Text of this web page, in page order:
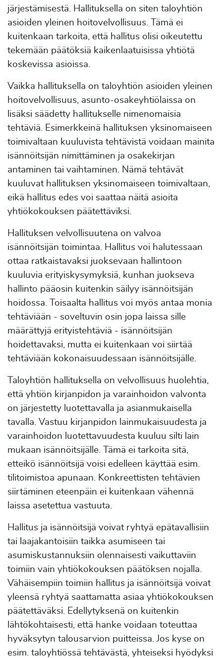
järjestämisestä. Hallituksella on siten taloyhtiön
asioiden yleinen hoitovelvollisuus. Tämä ei
kuitenkaan tarkoita, että hallitus olisi oikeutettu
tekemään päätöksiä kaikenlaatuisissa yhtiötä
koskevissa asioissa.
Vaikka hallituksella on taloyhtiön asioiden yleinen
hoitovelvollisuus, asunto-osakeyhtiölaissa on
lisäksi säädetty hallitukselle nimenomaisia
tehtäviä. Esimerkkeinä hallituksen yksinomaiseen
toimivaltaan kuuluvista tehtävistä voidaan mainita
isännöitsijän nimittäminen ja osakekirjan
antaminen tai vaihtaminen. Nämä tehtävät
kuuluvat hallituksen yksinomaiseen toimivaltaan,
eikä hallitus edes voi saattaa näitä asioita
yhtiökokouksen päätettäviksi.
Hallituksen velvollisuutena on valvoa
isännöitsijän toimintaa. Hallitus voi halutessaan
ottaa ratkaistavaksi juoksevaan hallintoon
kuuluvia erityiskysymyksiä, kunhan juokseva
hallinto pääosin kuitenkin säilyy isännöitsijän
hoidossa. Toisaalta hallitus voi myös antaa monia
tehtäviään - soveltuvin osin jopa laissa sille
määrättyjä erityistehtäviä - isännöitsijän
hoidettavaksi, mutta ei kuitenkaan voi siirtää
tehtäviään kokonaisuudessaan isännöitsijälle.
Taloyhtiön hallituksella on velvollisuus huolehtia,
että yhtiön kirjanpidon ja varainhoidon valvonta
on järjestetty luotettavalla ja asianmukaisella
tavalla. Vastuu kirjanpidon lainmukaisuudesta ja
varainhoidon luotettavuudesta kuuluu silti lain
mukaan isännöitsijälle. Tämä ei tarkoita sitä,
etteikö isännöitsijä voisi edelleen käyttää esim.
tilitoimistoa apunaan. Konkreettisten tehtävien
siirtäminen eteenpäin ei kuitenkaan vähennä
laissa asetettua vastuuta.
Hallitus ja isännöitsijä voivat ryhtyä epätavallisiin
tai laajakantoisiin taikka asumiseen tai
asumiskustannuksiin olennaisesti vaikuttaviin
toimiin vain yhtiökokouksen päätöksen nojalla.
Vähäisempiin toimiin hallitus ja isännöitsijä voivat
yleensä ryhtyä saattamatta asiaa yhtiökokouksen
päätettäväksi. Edellytyksenä on kuitenkin
lähtökohtaisesti, että hanke voidaan toteuttaa
hyväksytyn talousarvion puitteissa. Jos kyse on
esim. taloyhtiössä tehtävästä, yhteiseksi hyödyksi